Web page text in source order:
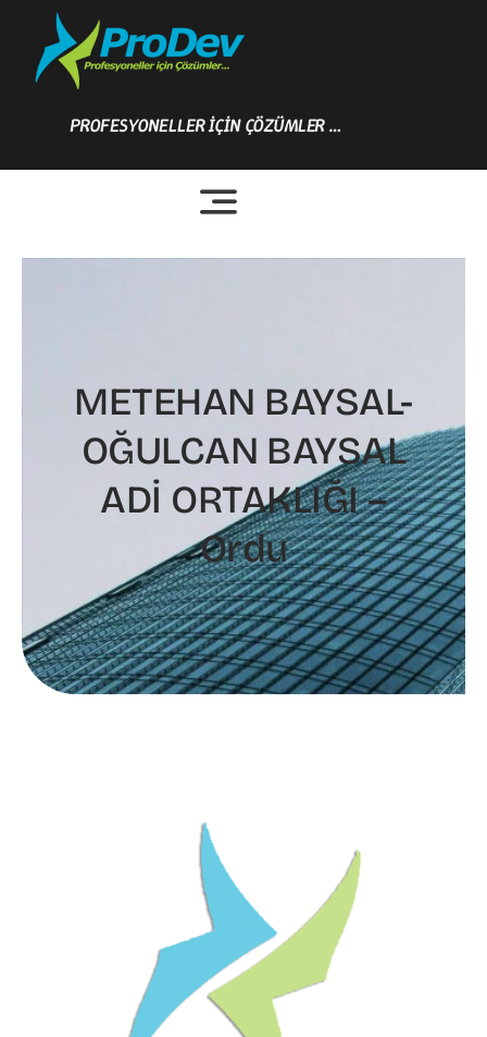
content
PROFESYONELLER İÇİN ÇÖZÜMLER …
METEHAN BAYSAL-
OĞULCAN BAYSAL
ADİ ORTAKLIĞI –
Ordu